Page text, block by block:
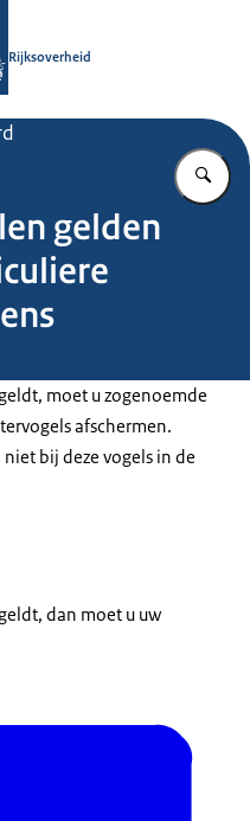
Rijksoverheid
gelden
moet u zogenoemde
afschermen.
bij deze vogels in de
dan moet u uw